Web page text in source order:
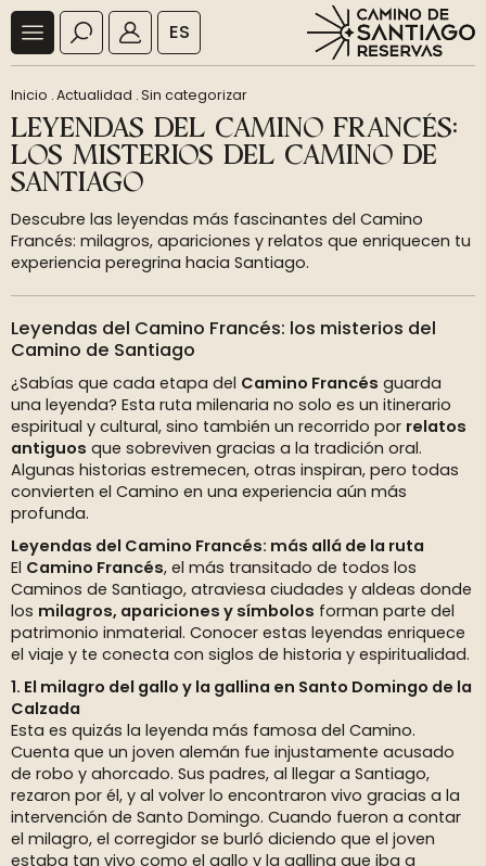
ES
Inicio .Actualidad .Sin categorizar
LEYENDAS DEL CAMINO FRANCÉS:
LOS MISTERIOS DEL CAMINO DE
SANTIAGO
Descubre las leyendas más fascinantes del Camino
Francés: milagros, apariciones y relatos que enriquecen tu
experiencia peregrina hacia Santiago.
Leyendas del Camino Francés: los misterios del
Camino de Santiago
¿Sabías que cada etapa del Camino Francés guarda
una leyenda? Esta ruta milenaria no solo es un itinerario
espiritual y cultural, sino también un recorrido por relatos
antiguos que sobreviven gracias a la tradición oral.
Algunas historias estremecen, otras inspiran, pero todas
convierten el Camino en una experiencia aún más
profunda.
Leyendas del Camino Francés: más allá de la ruta
El Camino Francés, el más transitado de todos los
Caminos de Santiago, atraviesa ciudades y aldeas donde
los milagros, apariciones y símbolos forman parte del
patrimonio inmaterial. Conocer estas leyendas enriquece
el viaje y te conecta con siglos de historia y espiritualidad.
1. El milagro del gallo y la gallina en Santo Domingo de la
Calzada
Esta es quizás la leyenda más famosa del Camino.
Cuenta que un joven alemán fue injustamente acusado
de robo y ahorcado. Sus padres, al llegar a Santiago,
rezaron por él, y al volver lo encontraron vivo gracias a la
intervención de Santo Domingo. Cuando fueron a contar
el milagro, el corregidor se burló diciendo que el joven
estaba tan vivo como el gallo y la gallina que iba a